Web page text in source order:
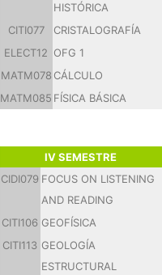
HISTÓRICA
CITI077
CRISTALOGRAFÍA
ELECT12 OFG 1
MATM078 CÁLCULO
MATM085 FÍSICA BÁSICA
IV SEMESTRE
CIDI079 FOCUS ON LISTENING
AND READING
CITI106 GEOFÍSICA
CITI113 GEOLOGÍA
ESTRUCTURAL